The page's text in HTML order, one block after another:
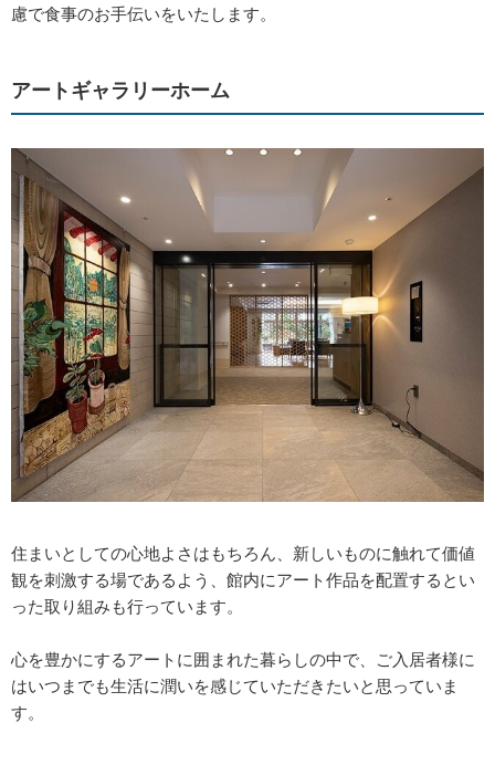
慮で食事のお手伝いをいたします。
アートギャラリーホーム
住まいとしての心地よさはもちろん、新しいものに触れて価値
観を刺激する場であるよう、館内にアート作品を配置するとい
った取り組みも行っています。
心を豊かにするアートに囲まれた暮らしの中で、ご入居者様に
はいつまでも生活に潤いを感じていただきたいと思っていま
す。